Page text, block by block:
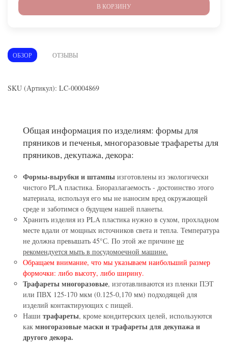
В КОРЗИНУ
ОБЗОР ОТЗЫВЫ
SKU (Артикул): LC-00004869
Общая информация по изделиям: формы для
пряников и печенья, многоразовые трафареты для
пряников, декупажа, декора:
Формы-вырубки и штампы изготовлены из экологически
чистого PLA пластика. Биоразлагаемость - достоинство этого
материала, используя его мы не наносим вред окружающей
среде и заботимся о будущем нашей планеты.
Хранить изделия из PLA пластика нужно в сухом, прохладном
месте вдали от мощных источников света и тепла. Температура
не должна превышать 45°С. По этой же причине не
рекомендуется мыть в посудомоечной машине.
Обращаем внимание, что мы указываем наибольший размер
формочки: либо высоту, либо ширину.
Трафареты многоразовые, изготавливаются из пленки ПЭТ
или ПВХ 125-170 мкм (0.125-0,170 мм) подходящей для
изделий контактирующих с пищей.
Наши трафареты, кроме кондитерских целей, используются
как многоразовые маски и трафареты для декупажа и
другого декора.